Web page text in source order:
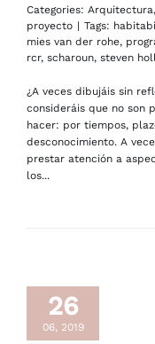
Categories: Arquitectura,
proyecto | Tags:
mies van der rohe,
rcr, scharoun, steven holl
¿A veces dibujáis sin
consideráis que no son
hacer: por tiempos,
desconocimiento. A
prestar atención a
los...
26
06, 2019